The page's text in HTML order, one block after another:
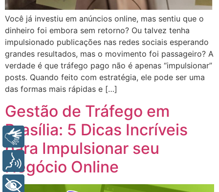
Você já investiu em anúncios online, mas sentiu que o
dinheiro foi embora sem retorno? Ou talvez tenha
impulsionado publicações nas redes sociais esperando
grandes resultados, mas o movimento foi passageiro? A
verdade é que tráfego pago não é apenas “impulsionar”
posts. Quando feito com estratégia, ele pode ser uma
das formas mais rápidas e […]
Gestão de Tráfego em
Brasília: 5 Dicas Incríveis
para Impulsionar seu
Negócio Online
Libras
Voz
+ Acessibilidade